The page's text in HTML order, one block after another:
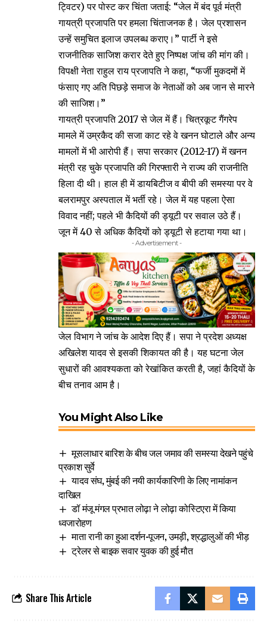
ट्विटर) पर पोस्ट कर चिंता जताई: “जेल में बंद पूर्व मंत्री
गायत्री प्रजापति पर हमला चिंताजनक है। जेल प्रशासन
उन्हें समुचित इलाज उपलब्ध कराए।” पार्टी ने इसे
राजनीतिक साजिश करार देते हुए निष्पक्ष जांच की मांग की।
विपक्षी नेता राहुल राय प्रजापति ने कहा, “फर्जी मुकदमों में
फंसाए गए अति पिछड़े समाज के नेताओं को अब जान से मारने
की साजिश।”
गायत्री प्रजापति 2017 से जेल में हैं। चित्रकूट गैंगरेप
मामले में उम्रकैद की सजा काट रहे वे खनन घोटाले और अन्य
मामलों में भी आरोपी हैं। सपा सरकार (2012-17) में खनन
मंत्री रह चुके प्रजापति की गिरफ्तारी ने राज्य की राजनीति
हिला दी थी। हाल ही में डायबिटीज व बीपी की समस्या पर वे
बलरामपुर अस्पताल में भर्ती रहे। जेल में यह पहला ऐसा
विवाद नहीं; पहले भी कैदियों की ड्यूटी पर सवाल उठे हैं।
जून में 40 से अधिक कैदियों को ड्यूटी से हटाया गया था।
- Advertisement -
जेल विभाग ने जांच के आदेश दिए हैं। सपा ने प्रदेश अध्यक्ष
अखिलेश यादव से इसकी शिकायत की है। यह घटना जेल
सुधारों की आवश्यकता को रेखांकित करती है, जहां कैदियों के
बीच तनाव आम है।
You Might Also Like
मूसलाधार बारिश के बीच जल जमाव की समस्या देखने पहुंचे
प्रकाश सुर्वे
यादव संघ, मुंबई की नयी कार्यकारिणी के लिए नामांकन
दाखिल
डॉ मंजू मंगल प्रभात लोढ़ा ने लोढ़ा कोस्टिएरा में किया
ध्वजारोहण
माता रानी का हुआ दर्शन-पूजन, उमड़ी, श्रद्धालुओं की भीड़
ट्रेलर से बाइक सवार युवक की हुई मौत
Share This Article